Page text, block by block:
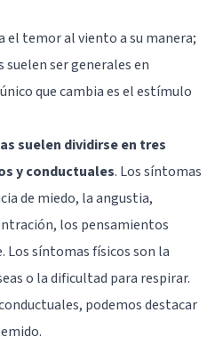
el temor al viento a su manera;
ser generales en
que cambia es el estímulo
suelen dividirse en tres
y conductuales. Los síntomas
de miedo, la angustia,
los pensamientos
síntomas físicos son la
o la dificultad para respirar.
podemos destacar